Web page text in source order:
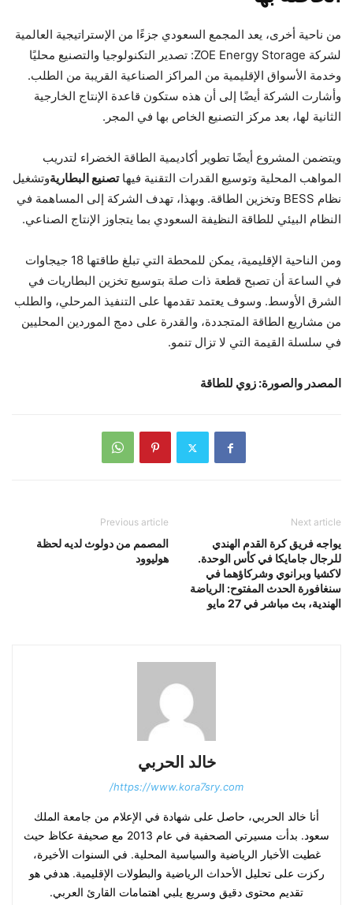
من ناحية أخرى، يعد المجمع السعودي جزءًا من الإستراتيجية العالمية
لشركة ZOE Energy Storage: تصدير التكنولوجيا والتصنيع محليًا
وخدمة الأسواق الإقليمية من المراكز الصناعية القريبة من الطلب.
وأشارت الشركة أيضًا إلى أن هذه ستكون قاعدة الإنتاج الخارجية
الثانية لها، بعد مركز التصنيع الخاص بها في المجر.
ويتضمن المشروع أيضًا تطوير أكاديمية الطاقة الخضراء لتدريب
المواهب المحلية وتوسيع القدرات التقنية فيهاتصنيع البطاريةوتشغيل
نظام BESS وتخزين الطاقة. وبهذا، تهدف الشركة إلى المساهمة في
النظام البيئي للطاقة النظيفة السعودي بما يتجاوز الإنتاج الصناعي.
ومن الناحية الإقليمية، يمكن للمحطة التي تبلغ طاقتها 18 جيجاوات
في الساعة أن تصبح قطعة ذات صلة بتوسيع تخزين البطاريات في
الشرق الأوسط. وسوف يعتمد تقدمها على التنفيذ المرحلي، والطلب
من مشاريع الطاقة المتجددة، والقدرة على دمج الموردين المحليين
في سلسلة القيمة التي لا تزال تنمو.
المصدر والصورة: زوي للطاقة
Previous article
المصمم من دولوث لديه لحظة
هوليوود
Next article
يواجه فريق كرة القدم الهندي
للرجال جامايكا في كأس الوحدة.
لاكشيا وبرانوي وشركاؤهما في
سنغافورة الحدث المفتوح: الرياضة
الهندية، بث مباشر في 27 مايو
خالد الحربي
https://www.kora7sry.com/
أنا خالد الحربي، حاصل على شهادة في الإعلام من جامعة الملك
سعود. بدأت مسيرتي الصحفية في عام 2013 مع صحيفة عكاظ حيث
غطيت الأخبار الرياضية والسياسية المحلية. في السنوات الأخيرة،
ركزت على تحليل الأحداث الرياضية والبطولات الإقليمية. هدفي هو
تقديم محتوى دقيق وسريع يلبي اهتمامات القارئ العربي.